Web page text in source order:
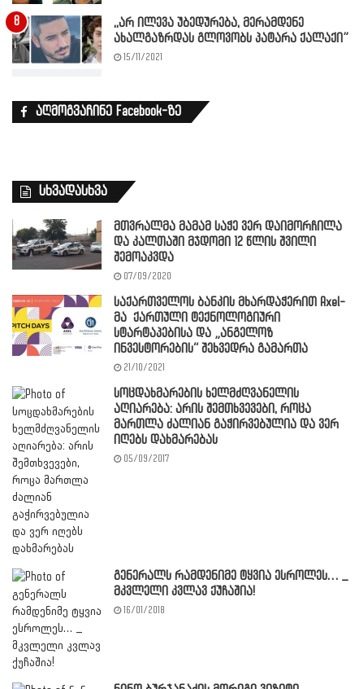
,,არ ილევა უბედურება, მერამდენე
ახალგაზრდას გლოვობს პატარა ქალაქი”
15/11/2021
აღმოგვაჩინე Facebook-ზე
სხვადასხვა
მთვრალმა მამამ საჭე ვერ დაიმორჩილა
და კალთაში მჯდომი 12 წლის შვილი
შემოაკვდა
07/09/2020
საქართველოს ბანკის მხარდაჭერით Axel-
მა ქართული ტექნოლოგიური
სტარტაპებისა და „ანგელოზ
ინვესტორების“ შეხვედრა გამართა
21/10/2021
სოცდახმარების ხელმძღვანელის
აღიარება: არის შემთხვევები, როცა
მართლა ძალიან გაჭირვებულია და ვერ
იღებს დახმარებას
05/09/2017
გენერალს რამდენიმე ტყვია ესროლეს… _
მკვლელი კვლავ ქუჩაშია!
16/01/2018